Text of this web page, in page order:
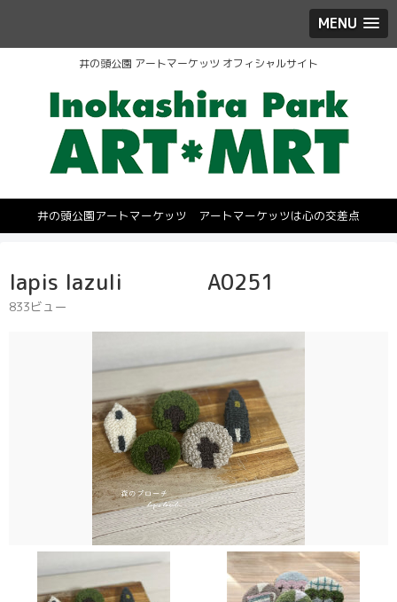
MENU
井の頭公園 アートマーケッツ オフィシャルサイト
井の頭公園アートマーケッツ アートマーケッツは心の交差点
lapis lazuli A0251
833ビュー